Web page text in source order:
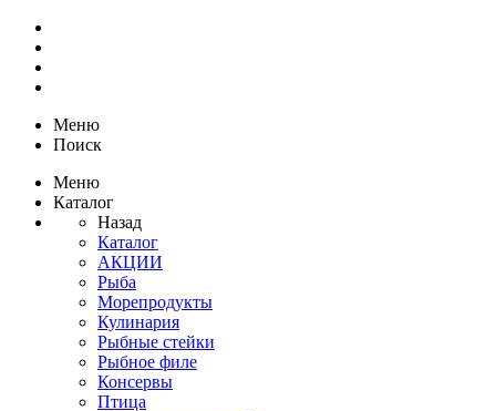
Меню
Поиск
Меню
Каталог
Назад
Каталог
АКЦИИ
Рыба
Морепродукты
Кулинария
Рыбные стейки
Рыбное филе
Консервы
Птица